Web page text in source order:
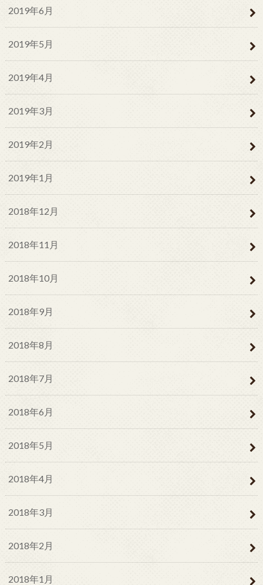
2019年6月
2019年5月
2019年4月
2019年3月
2019年2月
2019年1月
2018年12月
2018年11月
2018年10月
2018年9月
2018年8月
2018年7月
2018年6月
2018年5月
2018年4月
2018年3月
2018年2月
2018年1月